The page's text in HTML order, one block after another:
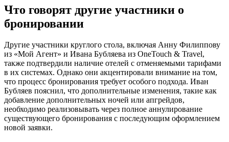
Что говорят другие участники о
бронировании
Другие участники круглого стола, включая Анну Филиппову
из «Мой Агент» и Ивана Бубляева из OneTouch & Travel,
также подтвердили наличие отелей с отменяемыми тарифами
в их системах. Однако они акцентировали внимание на том,
что процесс бронирования требует особого подхода. Иван
Бубляев пояснил, что дополнительные изменения, такие как
добавление дополнительных ночей или апгрейдов,
необходимо реализовывать через полное аннулирование
существующего бронирования с последующим оформлением
новой заявки.